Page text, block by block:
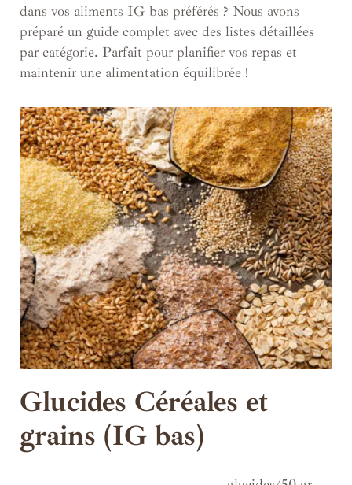
dans vos aliments IG bas préférés ? Nous avons
préparé un guide complet avec des listes détaillées
par catégorie. Parfait pour planifier vos repas et
maintenir une alimentation équilibrée !
Glucides Céréales et
grains (IG bas)